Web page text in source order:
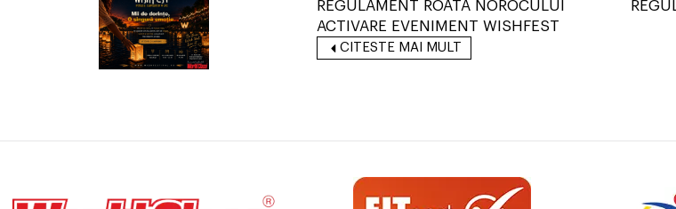
REGULAMENT ROATA NOROCULUI
ACTIVARE EVENIMENT WISHFEST
CITESTE MAI MULT